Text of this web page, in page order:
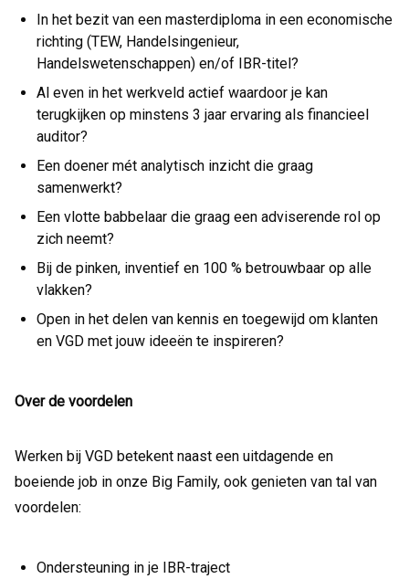
In het bezit van een masterdiploma in een economische
richting (TEW, Handelsingenieur,
Handelswetenschappen) en/of IBR-titel?
Al even in het werkveld actief waardoor je kan
terugkijken op minstens 3 jaar ervaring als financieel
auditor?
Een doener mét analytisch inzicht die graag
samenwerkt?
Een vlotte babbelaar die graag een adviserende rol op
zich neemt?
Bij de pinken, inventief en 100 % betrouwbaar op alle
vlakken?
Open in het delen van kennis en toegewijd om klanten
en VGD met jouw ideeën te inspireren?
Over de voordelen
Werken bij VGD betekent naast een uitdagende en
boeiende job in onze Big Family, ook genieten van tal van
voordelen:
Ondersteuning in je IBR-traject